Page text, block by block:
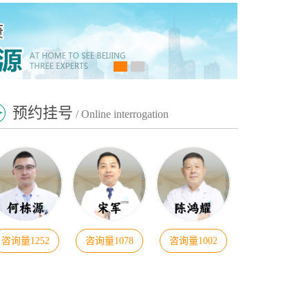
预约挂号 / Online interrogation
咨询量1252 咨询量1078 咨询量1002